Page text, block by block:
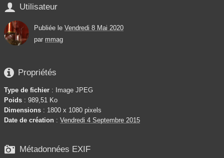
 Utilisateur
Publiée le Vendredi 8 Mai 2020
par mmag
 Propriétés
Type de fichier : Image JPEG
Poids : 989,51 Ko
Dimensions : 1800 x 1080 pixels
Date de création : Vendredi 4 Septembre 2015
 Métadonnées EXIF